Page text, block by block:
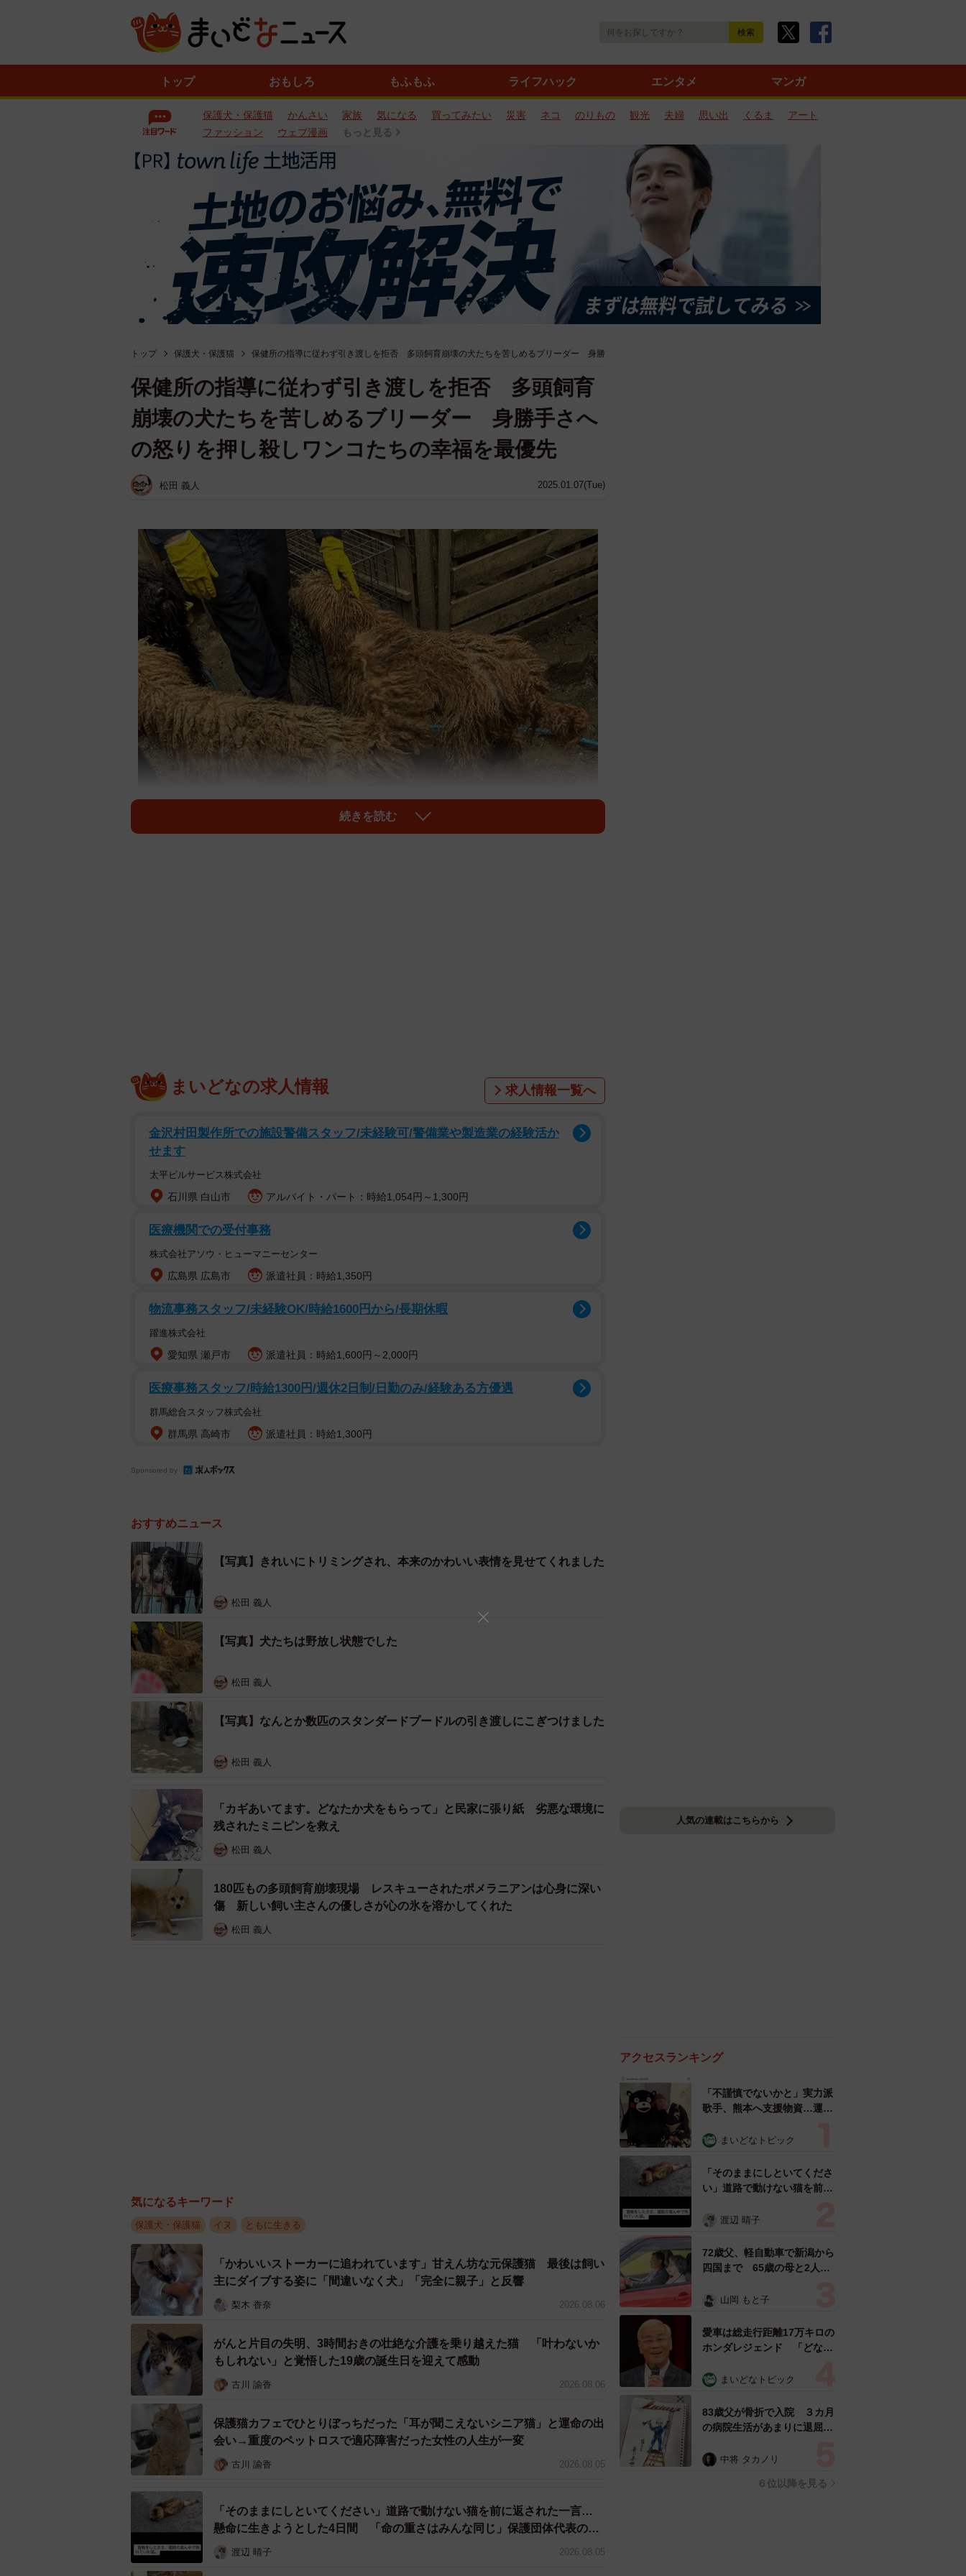
トップ おもしろ もふもふ ライフハック エンタメ マンガ
保護犬・保護猫 かんさい 家族 気になる 買ってみたい 災害 ネコ のりもの 観光 夫婦 思い出 くるま
アート
ファッション
ウェブ漫画 もっと見る
トップ 保護犬・保護猫 保健所の指導に従わず引き渡しを拒否 多頭飼育崩壊の犬たちを苦しめるブリーダー 身勝
2025.01.07(Tue)
保健所の指導に従わず引き渡しを拒否 多頭飼育
崩壊の犬たちを苦しめるブリーダー 身勝手さへ
の怒りを押し殺しワンコたちの幸福を最優先
松田 義人
当初、ブリーダーは「このワンコたちは売り物だ」として指導や引き渡し拒み続けていました
多頭飼育崩壊現場の主に多い「気がわり・話の通じなさ」
たちを解放してあげたい」と根気強くブリーダーに交渉。1匹ずつ保護することに成功。
なんとか数匹のスタンダードプードルの引き渡しの約束にこぎつけました
多頭飼育崩壊に介入を目指す保護団体やボランティアからよく聞くのが、動物の飼い主（所
だしに来てくれるとも思えず、Kさんはこの時点では保護の相談ではなく、あくまでもこう
いった場面でのアドバイスを求めるつもりでした。
Kさんから「アドバイスが欲しい」と連絡を受けたはぴねすでしたが、Kさんの熱い思いに
感銘。はぴねすのメンバーの2人は「なんとかキャパを確保し、2匹の保護に向かう」と手を
挙げ、さらにはぴねすを介して、福岡エリアでさらに1匹の引き受け先も決まりました。
後日福岡から京都までクルマを走らせることにしましたが、糞尿まみれの3匹のボロボロの
ワンコを、残暑厳しい時期に京都から福岡まで連れて帰るのはあまりに過酷。一旦3匹の体
を綺麗にしてから移動できるよう、京都での念入りな段取りも行いました。
約束の時間に訪れるも、なんとブリーダー主が不在…
続きを読む
まいどなの求人情報 求人情報一覧へ
金沢村田製作所での施設警備スタッフ/未経験可/警備業や製造業の経験活か
せます
太平ビルサービス株式会社
石川県 白山市 アルバイト・パート：時給1,054円～1,300円
医療機関での受付事務
株式会社アソウ・ヒューマニーセンター
広島県 広島市 派遣社員：時給1,350円
物流事務スタッフ/未経験OK/時給1600円から/長期休暇
躍進株式会社
愛知県 瀬戸市 派遣社員：時給1,600円～2,000円
医療事務スタッフ/時給1300円/週休2日制/日勤のみ/経験ある方優遇
群馬総合スタッフ株式会社
群馬県 高崎市 派遣社員：時給1,300円
Sponsored by
おすすめニュース
【写真】きれいにトリミングされ、本来のかわいい表情を見せてくれました
松田 義人
【写真】犬たちは野放し状態でした
松田 義人
【写真】なんとか数匹のスタンダードプードルの引き渡しにこぎつけました
松田 義人
「カギあいてます。どなたか犬をもらって」と民家に張り紙 劣悪な環境に
残されたミニピンを救え
松田 義人
180匹もの多頭飼育崩壊現場 レスキューされたポメラニアンは心身に深い
傷 新しい飼い主さんの優しさが心の氷を溶かしてくれた
松田 義人
気になるキーワード
保護犬・保護猫 イヌ ともに生きる
「かわいいストーカーに追われています」甘えん坊な元保護猫 最後は飼い
主にダイブする姿に「間違いなく犬」「完全に親子」と反響
梨木 香奈 2026.08.06
がんと片目の失明、3時間おきの壮絶な介護を乗り越えた猫 「叶わないか
もしれない」と覚悟した19歳の誕生日を迎えて感動
古川 諭香 2026.08.06
保護猫カフェでひとりぼっちだった「耳が聞こえないシニア猫」と運命の出
会い→重度のペットロスで適応障害だった女性の人生が一変
古川 諭香 2026.08.05
「そのままにしといてください」道路で動けない猫を前に返された一言…
懸命に生きようとした4日間 「命の重さはみんな同じ」保護団体代表の訴
え
渡辺 晴子 2026.08.05
人気の連載はこちらから
アクセスランキング
「不謹慎でないかと」実力派
歌手、熊本へ支援物資…運搬
めらい 「痛いほど伝わる」
まいどなトピック
「そのままにしといてくださ
い」道路で動けない猫を前に
ようとした4日間 「命の重
表の訴え
渡辺 晴子
72歳父、軽自動車で新潟から
四国まで 65歳の母と2人で
憩まで分刻み… 「大学生で
山岡 もと子
愛車は総走行距離17万キロの
ホンダレジェンド 「どなた
所漫才師が譲渡の意向
まいどなトピック
83歳父が骨折で入院 ３カ月
の病院生活があまりに退屈で
い！」→スケッチブックを見
中将 タカノリ
６位以降を見る